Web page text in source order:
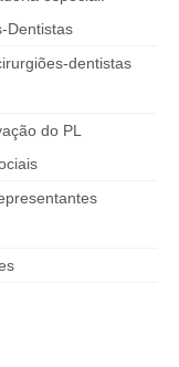
Dentistas
dentistas
do PL